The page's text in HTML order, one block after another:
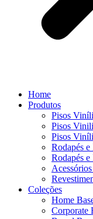
Home
Produtos
⁠Pisos
⁠Pisos
Pisos
Rodapés
Rodapés
Coleções
Home
Corporate